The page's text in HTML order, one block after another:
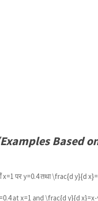
(Examples Based
x=1 पर y=0.4 तथा\frac{d y}{d
at x=1 and\frac{d y}{d